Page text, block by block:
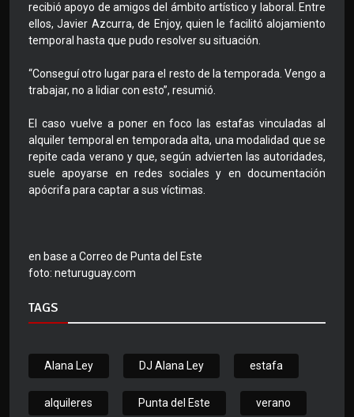
recibió apoyo de amigos del ámbito artístico y laboral. Entre
ellos, Javier Azcurra, de Enjoy, quien le facilitó alojamiento
temporal hasta que pudo resolver su situación.
“Conseguí otro lugar para el resto de la temporada. Vengo a
trabajar, no a lidiar con esto”, resumió.
El caso vuelve a poner en foco las estafas vinculadas al
alquiler temporal en temporada alta, una modalidad que se
repite cada verano y que, según advierten las autoridades,
suele apoyarse en redes sociales y en documentación
apócrifa para captar a sus víctimas.
en base a Correo de Punta del Este
foto: neturuguay.com
TAGS
Alana Ley DJ Alana Ley estafa
alquileres Punta del Este verano